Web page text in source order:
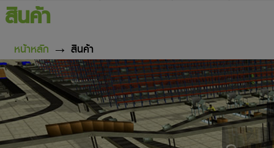
สินค้า
หน้าหลัก → สินค้า